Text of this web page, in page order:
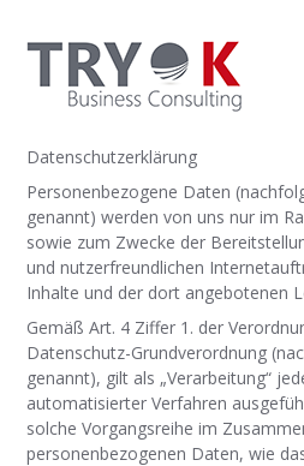
Datenschutzerklärung
Personenbezogene Daten
genannt) werden von uns nur im
sowie zum Zwecke der
und nutzerfreundlichen
Inhalte und der dort angebotenen
Gemäß Art. 4 Ziffer 1. der
Datenschutz-Grundverordnung
genannt), gilt als „Verarbeitung“
automatisierter Verfahren
solche Vorgangsreihe im
personenbezogenen Daten, wie